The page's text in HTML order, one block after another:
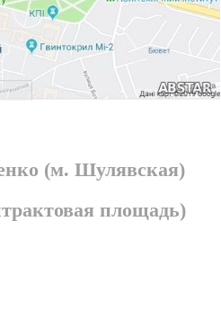
(м. Шулявская)
площадь)